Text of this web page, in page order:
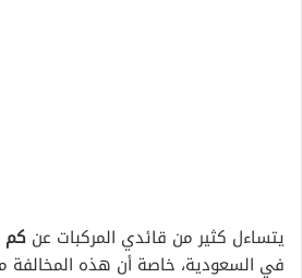
يتساءل كثير من قائدي المركبات عن كم
في السعودية، خاصة أن هذه المخالفة